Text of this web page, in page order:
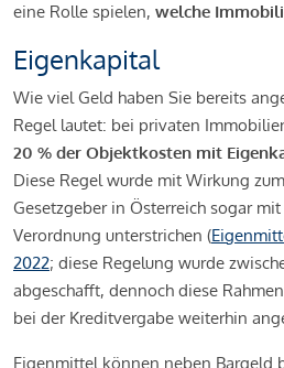
eine Rolle spielen, welche
Eigenkapital
Wie viel Geld haben Sie bereits
Regel lautet: bei privaten
20 % der Objektkosten mit
Diese Regel wurde mit Wirkung
Gesetzgeber in Österreich sogar
Verordnung unterstrichen (
2022; diese Regelung wurde
abgeschafft, dennoch diese
bei der Kreditvergabe weiterhin
Eigenmittel können neben Bargeld